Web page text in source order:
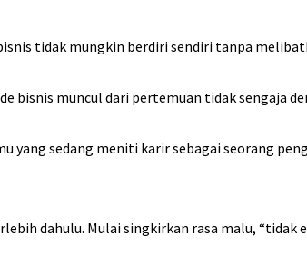
tidak mungkin berdiri sendiri tanpa
bisnis muncul dari pertemuan tidak sengaja
yang sedang meniti karir sebagai seorang
dahulu. Mulai singkirkan rasa malu, “tidak